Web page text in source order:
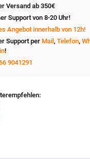
Versand ab 350€
Support von 8-20 Uhr!
Angebot innerhalb von 12h!
Support per Mail , Telefon,
!
9041291